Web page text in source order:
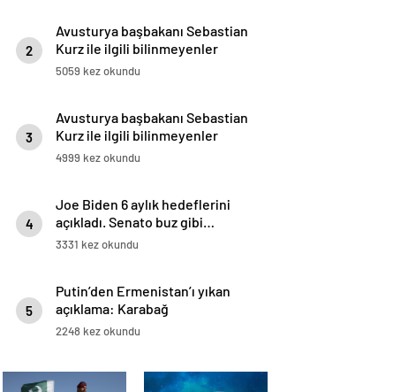
2
Avusturya başbakanı Sebastian
Kurz ile ilgili bilinmeyenler
5059 kez okundu
3
Avusturya başbakanı Sebastian
Kurz ile ilgili bilinmeyenler
4999 kez okundu
4
Joe Biden 6 aylık hedeflerini
açıkladı. Senato buz gibi…
3331 kez okundu
5
Putin’den Ermenistan’ı yıkan
açıklama: Karabağ
Azerbaycan’ın ayrılmaz bir
2248 kez okundu